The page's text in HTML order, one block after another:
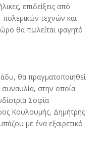
επιδείξεις από
τεχνών και
θα πωλείται φαγητό
θα πραγματοποιηθεί
στην οποία
Σοφία
Κουλουμής, Δημήτρης
με ένα εξαιρετικό